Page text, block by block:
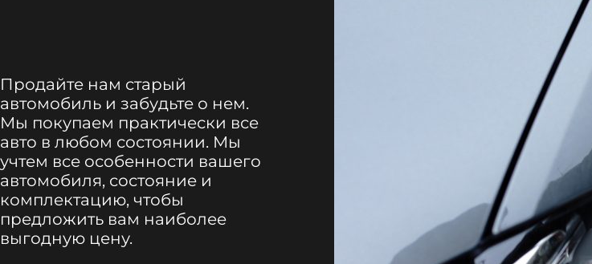
Продайте нам старый
автомобиль и забудьте о нем.
Мы покупаем практически все
авто в любом состоянии. Мы
учтем все особенности вашего
автомобиля, состояние и
комплектацию, чтобы
предложить вам наиболее
выгодную цену.